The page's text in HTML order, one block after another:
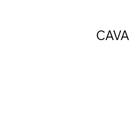
CAVA